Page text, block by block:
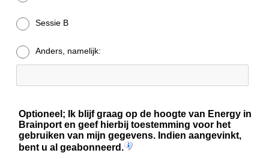
Sessie B
Anders, namelijk:
Optioneel; Ik blijf graag op de hoogte van Energy in
Brainport en geef hierbij toestemming voor het
gebruiken van mijn gegevens. Indien aangevinkt,
bent u al geabonneerd.